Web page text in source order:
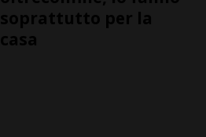
soprattutto per la
casa